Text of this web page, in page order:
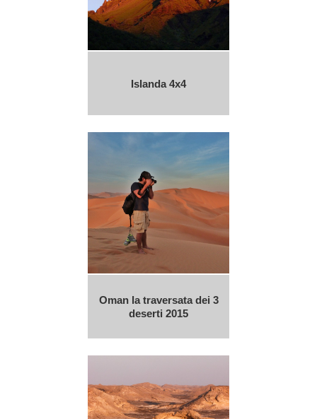
Islanda 4x4
Oman la traversata dei 3
deserti 2015